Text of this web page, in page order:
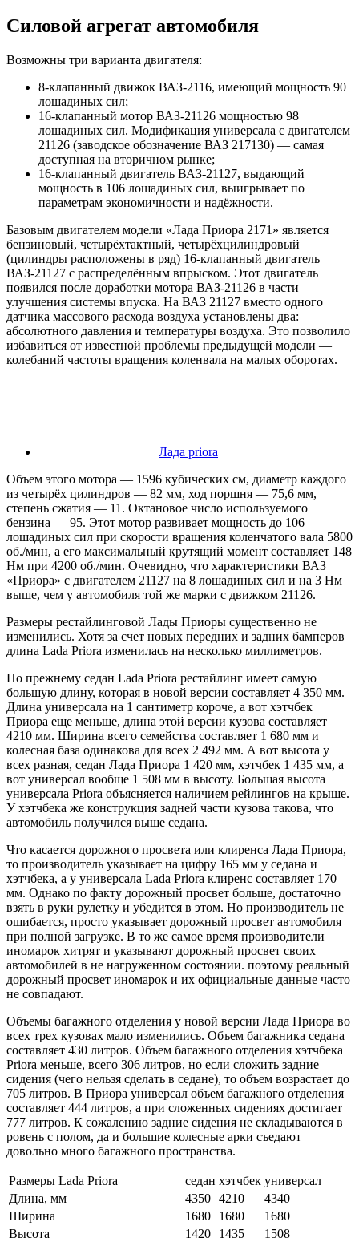
Силовой агрегат автомобиля
Возможны три варианта двигателя:
8-клапанный движок ВАЗ-2116, имеющий мощность 90
лошадиных сил;
16-клапанный мотор ВАЗ-21126 мощностью 98
лошадиных сил. Модификация универсала с двигателем
21126 (заводское обозначение ВАЗ 217130) — самая
доступная на вторичном рынке;
16-клапанный двигатель ВАЗ-21127, выдающий
мощность в 106 лошадиных сил, выигрывает по
параметрам экономичности и надёжности.
Базовым двигателем модели «Лада Приора 2171» является
бензиновый, четырёхтактный, четырёхцилиндровый
(цилиндры расположены в ряд) 16-клапанный двигатель
ВАЗ-21127 с распределённым впрыском. Этот двигатель
появился после доработки мотора ВАЗ-21126 в части
улучшения системы впуска. На ВАЗ 21127 вместо одного
датчика массового расхода воздуха установлены два:
абсолютного давления и температуры воздуха. Это позволило
избавиться от известной проблемы предыдущей модели —
колебаний частоты вращения коленвала на малых оборотах.
Лада priora
Объем этого мотора — 1596 кубических см, диаметр каждого
из четырёх цилиндров — 82 мм, ход поршня — 75,6 мм,
степень сжатия — 11. Октановое число используемого
бензина — 95. Этот мотор развивает мощность до 106
лошадиных сил при скорости вращения коленчатого вала 5800
об./мин, а его максимальный крутящий момент составляет 148
Нм при 4200 об./мин. Очевидно, что характеристики ВАЗ
«Приора» с двигателем 21127 на 8 лошадиных сил и на 3 Нм
выше, чем у автомобиля той же марки с движком 21126.
Размеры рестайлинговой Лады Приоры существенно не
изменились. Хотя за счет новых передних и задних бамперов
длина Lada Priora изменилась на несколько миллиметров.
По прежнему седан Lada Priora рестайлинг имеет самую
большую длину, которая в новой версии составляет 4 350 мм.
Длина универсала на 1 сантиметр короче, а вот хэтчбек
Приора еще меньше, длина этой версии кузова составляет
4210 мм. Ширина всего семейства составляет 1 680 мм и
колесная база одинакова для всех 2 492 мм. А вот высота у
всех разная, седан Лада Приора 1 420 мм, хэтчбек 1 435 мм, а
вот универсал вообще 1 508 мм в высоту. Большая высота
универсала Priora объясняется наличием рейлингов на крыше.
У хэтчбека же конструкция задней части кузова такова, что
автомобиль получился выше седана.
Что касается дорожного просвета или клиренса Лада Приора,
то производитель указывает на цифру 165 мм у седана и
хэтчбека, а у универсала Lada Priora клиренс составляет 170
мм. Однако по факту дорожный просвет больше, достаточно
взять в руки рулетку и убедится в этом. Но производитель не
ошибается, просто указывает дорожный просвет автомобиля
при полной загрузке. В то же самое время производители
иномарок хитрят и указывают дорожный просвет своих
автомобилей в не нагруженном состоянии. поэтому реальный
дорожный просвет иномарок и их официальные данные часто
не совпадают.
Объемы багажного отделения у новой версии Лада Приора во
всех трех кузовах мало изменились. Объем багажника седана
составляет 430 литров. Объем багажного отделения хэтчбека
Priora меньше, всего 306 литров, но если сложить задние
сидения (чего нельзя сделать в седане), то объем возрастает до
705 литров. В Приора универсал объем багажного отделения
составляет 444 литров, а при сложенных сидениях достигает
777 литров. К сожалению задние сидения не складываются в
ровень с полом, да и большие колесные арки съедают
довольно много багажного пространства.
Размеры Lada Priora седан хэтчбек универсал
Длина, мм
4350 4210
4340
Ширина
1680 1680
1680
Высота
1420 1435
1508